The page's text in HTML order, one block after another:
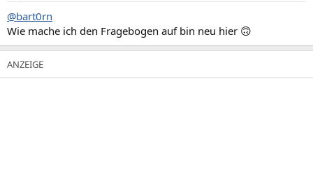
@bart0rn
Wie mache ich den Fragebogen auf bin neu hier 🙃